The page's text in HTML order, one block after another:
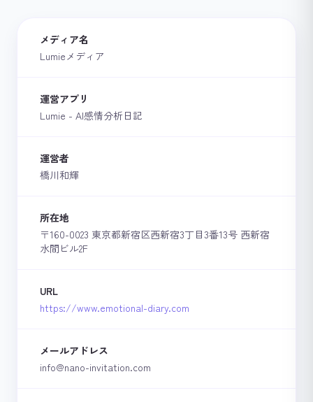
メディア名
Lumieメディア
運営アプリ
Lumie - AI感情分析日記
運営者
橋川和輝
所在地
〒160-0023 東京都新宿区西新宿3丁目3番13号 西新宿
水間ビル2F
URL
https://www.emotional-diary.com
メールアドレス
info@nano-invitation.com